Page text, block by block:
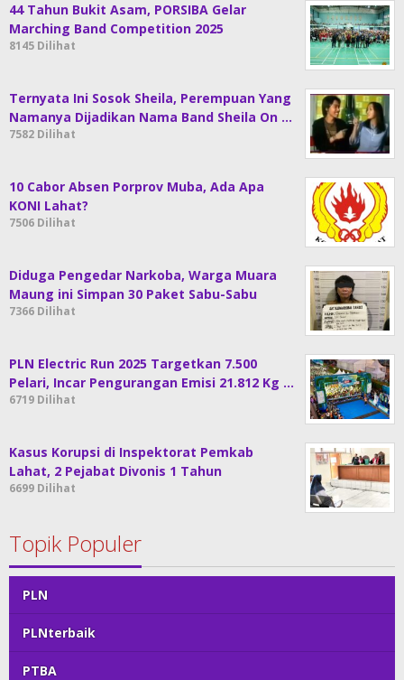
44 Tahun Bukit Asam, PORSIBA Gelar
Marching Band Competition 2025
8145 Dilihat
Ternyata Ini Sosok Sheila, Perempuan Yang
Namanya Dijadikan Nama Band Sheila On …
7582 Dilihat
10 Cabor Absen Porprov Muba, Ada Apa
KONI Lahat?
7506 Dilihat
Diduga Pengedar Narkoba, Warga Muara
Maung ini Simpan 30 Paket Sabu-Sabu
7366 Dilihat
PLN Electric Run 2025 Targetkan 7.500
Pelari, Incar Pengurangan Emisi 21.812 Kg …
6719 Dilihat
Kasus Korupsi di Inspektorat Pemkab
Lahat, 2 Pejabat Divonis 1 Tahun
6699 Dilihat
Topik Populer
PLN
PLNterbaik
PTBA